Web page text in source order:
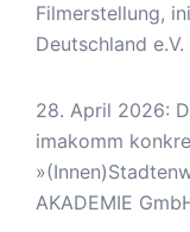
Filmerstellung,
Deutschland e.V.
28. April 2026:
imakomm
AKADEMIE